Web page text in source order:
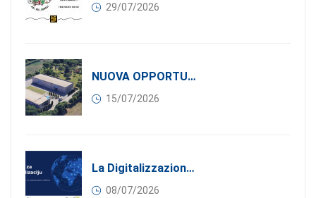
29/07/2026
NUOVA OPPORTUNITÀ DI BUSINESS PER I SOCI DI CONFINDUSTRIA SERBIA: Affitasi Un Moderno Capannone Industriale A Pančevo – 1.200 M² Nella Zona Industriale
15/07/2026
La Digitalizzazione Come Motore Dell’internazionalizzazione
08/07/2026